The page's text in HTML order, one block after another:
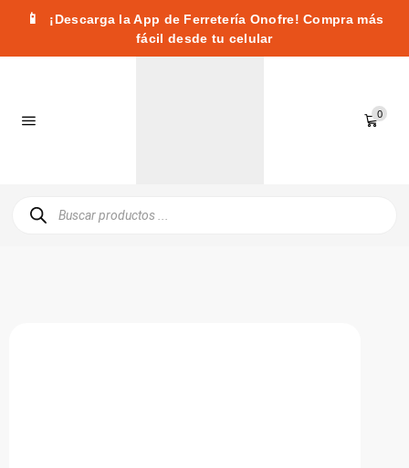
📱
¡Descarga la App de Ferretería Onofre! Compra más
fácil desde tu celular
0